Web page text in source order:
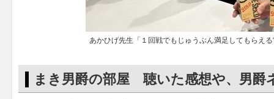
あかひげ先生「１回戦でもじゅうぶん満足してもらえ
まき男爵の部屋 聴いた感想や、男爵